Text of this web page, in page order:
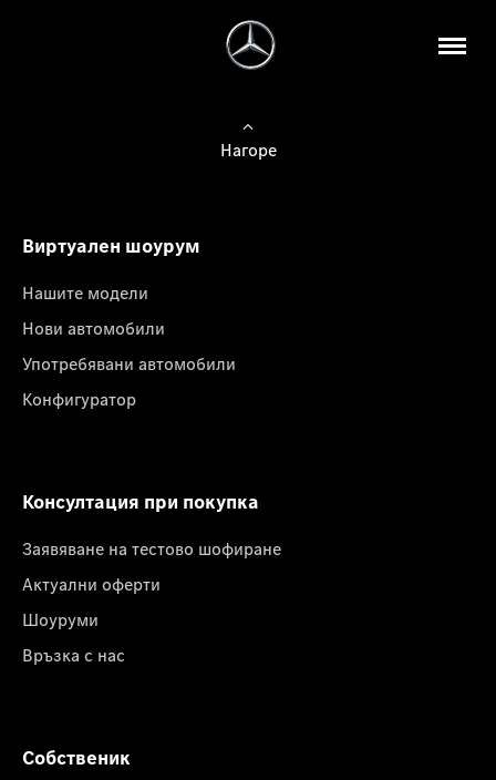
Нагоре
Виртуален шоурум
Нашите модели
Нови автомобили
Употребявани автомобили
Конфигуратор
Консултация при покупка
Заявяване на тестово шофиране
Актуални оферти
Шоуруми
Връзка с нас
Собственик